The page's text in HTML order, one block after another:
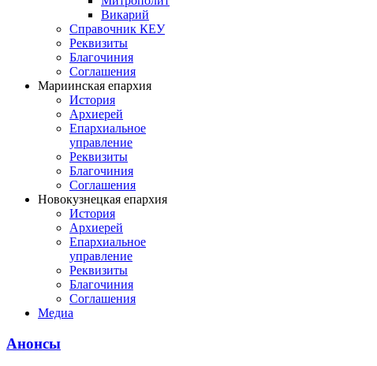
Викарий
Справочник КЕУ
Реквизиты
Благочиния
Соглашения
Мариинская епархия
История
Архиерей
Епархиальное
управление
Реквизиты
Благочиния
Соглашения
Новокузнецкая епархия
История
Архиерей
Епархиальное
управление
Реквизиты
Благочиния
Соглашения
Медиа
Анонсы